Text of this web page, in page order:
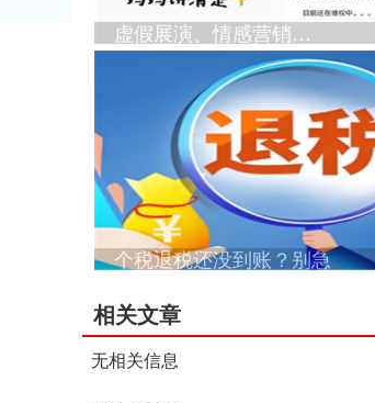
虚假展演、情感营销…
个税退税还没到账？别急
相关文章
无相关信息